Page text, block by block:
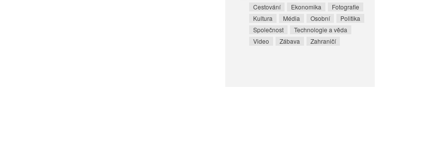
Cestování
Ekonomika
Fotografie
Kultura
Média Osobní
Politika
Společnost
Technologie a věda
Video
Zábava Zahraničí